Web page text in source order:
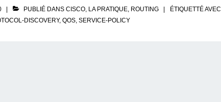
PUBLIÉ DANS CISCO, LA PRATIQUE, ROUTING
ÉTIQUETTÉ AVEC
DISCOVERY, QOS, SERVICE-POLICY